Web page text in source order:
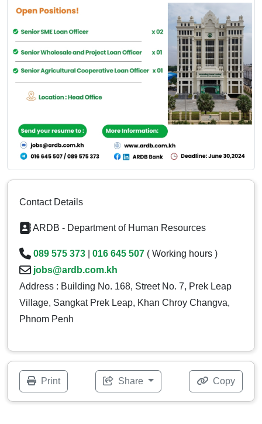
Contact Details
ARDB - Department of Human Resources
089 575 373 016 645 507 ( Working hours )
jobs@ardb.com.kh
Address : Building No. 168, Street No. 7, Prek Leap
Village, Sangkat Prek Leap, Khan Chroy Changva,
Phnom Penh
Print Share Copy